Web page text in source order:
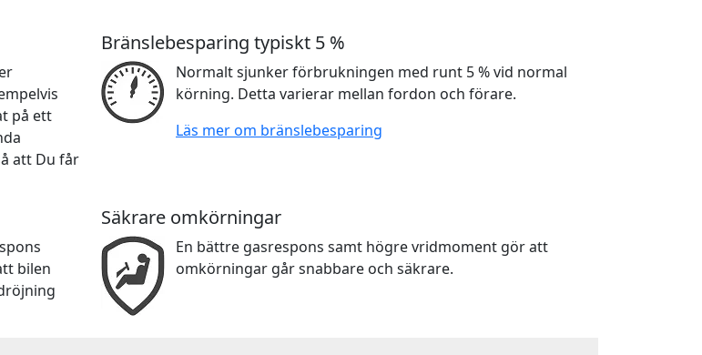
på ett
att Du får
Bränslebesparing typiskt 5 %
Normalt sjunker förbrukningen med runt 5 % vid normal
körning. Detta varierar mellan fordon och förare.
Läs mer om bränslebesparing
bilen
Säkrare omkörningar
En bättre gasrespons samt högre vridmoment gör att
omkörningar går snabbare och säkrare.